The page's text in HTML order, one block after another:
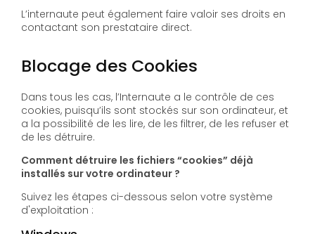
L’internaute peut également faire valoir ses droits en
contactant son prestataire direct.
Blocage des Cookies
Dans tous les cas, l’Internaute a le contrôle de ces
cookies, puisqu’ils sont stockés sur son ordinateur, et
a la possibilité de les lire, de les filtrer, de les refuser et
de les détruire.
Comment détruire les fichiers “cookies” déjà
installés sur votre ordinateur ?
Suivez les étapes ci-dessous selon votre système
d'exploitation :